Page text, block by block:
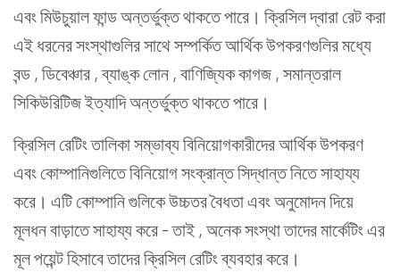
এবং মিউচুয়াল ফান্ড অন্তর্ভুক্ত থাকতে পারে। ক্রিসিল দ্বারা রেট করা
এই ধরনের সংস্থাগুলির সাথে সম্পর্কিত আর্থিক উপকরণগুলির মধ্যে
বন্ড , ডিবেঞ্চার , ব্যাঙ্ক লোন , বাণিজ্যিক কাগজ , সমান্তরাল
সিকিউরিটিজ ইত্যাদি অন্তর্ভুক্ত থাকতে পারে।
ক্রিসিল রেটিং তালিকা সম্ভাব্য বিনিয়োগকারীদের আর্থিক উপকরণ
এবং কোম্পানিগুলিতে বিনিয়োগ সংক্রান্ত সিদ্ধান্ত নিতে সাহায্য
করে। এটি কোম্পানি গুলিকে উচ্চতর বৈধতা এবং অনুমোদন দিয়ে
মূলধন বাড়াতে সাহায্য করে - তাই , অনেক সংস্থা তাদের মার্কেটিং এর
মূল পয়েন্ট হিসাবে তাদের ক্রিসিল রেটিং ব্যবহার করে।